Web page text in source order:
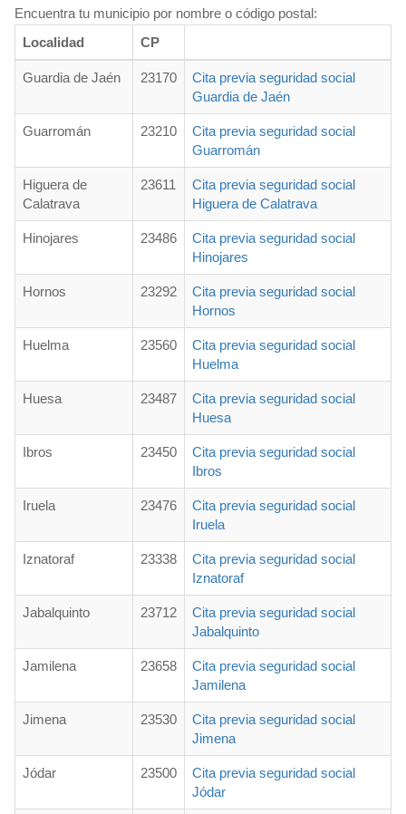
Encuentra tu municipio por nombre o código postal:
Localidad
CP
Guardia de Jaén 23170
Cita previa seguridad social
Guardia de Jaén
Guarromán 23210
Cita previa seguridad social
Guarromán
Higuera de
Calatrava
23611
Cita previa seguridad social
Higuera de Calatrava
Hinojares 23486
Cita previa seguridad social
Hinojares
Hornos 23292
Cita previa seguridad social
Hornos
Huelma 23560
Cita previa seguridad social
Huelma
Huesa 23487
Cita previa seguridad social
Huesa
Ibros 23450
Cita previa seguridad social
Ibros
Iruela 23476
Cita previa seguridad social
Iruela
Iznatoraf 23338
Cita previa seguridad social
Iznatoraf
Jabalquinto 23712
Cita previa seguridad social
Jabalquinto
Jamilena 23658
Cita previa seguridad social
Jamilena
Jimena 23530
Cita previa seguridad social
Jimena
Jódar 23500
Cita previa seguridad social
Jódar